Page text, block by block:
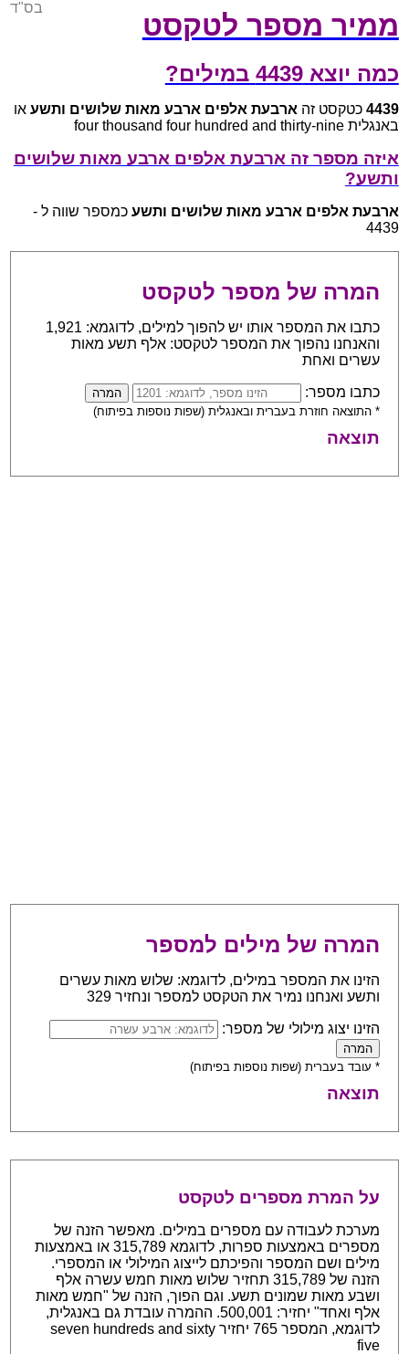
ממיר מספר לטקסט
בס"ד
כמה יוצא 4439 במילים?
4439 כטקסט זה ארבעת אלפים ארבע מאות שלושים ותשע או
באנגלית four thousand four hundred and thirty-nine
איזה מספר זה ארבעת אלפים ארבע מאות שלושים
ותשע?
ארבעת אלפים ארבע מאות שלושים ותשע כמספר שווה ל -
4439
המרה של מספר לטקסט
כתבו את המספר אותו יש להפוך למילים, לדוגמא: 1,921
והאנחנו נהפוך את המספר לטקסט: אלף תשע מאות
עשרים ואחת
כתבו מספר:
* התוצאה חוזרת בעברית ובאנגלית (שפות נוספות בפיתוח)
תוצאה
המרה של מילים למספר
הזינו את המספר במילים, לדוגמא: שלוש מאות עשרים
ותשע ואנחנו נמיר את הטקסט למספר ונחזיר 329
הזינו יצוג מילולי של מספר:
* עובד בעברית (שפות נוספות בפיתוח)
תוצאה
על המרת מספרים לטקסט
מערכת לעבודה עם מספרים במילים. מאפשר הזנה של
מספרים באמצעות ספרות, לדוגמא 315,789 או באמצעות
מילים ושם המספר והפיכתם לייצוג המילולי או המספרי.
הזנה של 315,789 תחזיר שלוש מאות חמש עשרה אלף
ושבע מאות שמונים תשע. וגם הפוך, הזנה של "חמש מאות
אלף ואחד" יחזיר: 500,001. ההמרה עובדת גם באנגלית,
לדוגמא, המספר 765 יחזיר seven hundreds and sixty
five